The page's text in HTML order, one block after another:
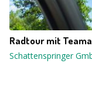
Radtour mit
Schattenspringer